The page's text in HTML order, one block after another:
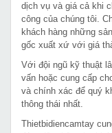
dịch vụ và giá cả khi
công của chúng tôi.
khách hàng những
gốc xuất xứ với giá
Với đội ngũ kỹ thuật
vấn hoặc cung cấp
và chính xác để quý
thông thái nhất.
Thietbidiencamtay